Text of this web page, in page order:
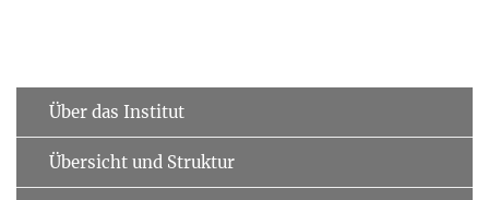
Über das Institut
Übersicht und Struktur